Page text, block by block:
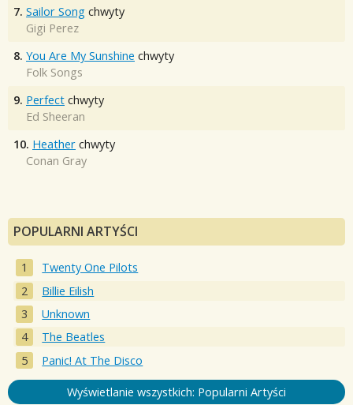
7. Sailor Song chwyty
Gigi Perez
8. You Are My Sunshine chwyty
Folk Songs
9. Perfect chwyty
Ed Sheeran
10. Heather chwyty
Conan Gray
POPULARNI ARTYŚCI
Twenty One Pilots
Billie Eilish
Unknown
The Beatles
Panic! At The Disco
Wyświetlanie wszystkich: Popularni Artyści